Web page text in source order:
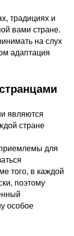
традициях и
вами стране.
на слух
адаптация
являются
стране
для
того, в каждой
поэтому
особое